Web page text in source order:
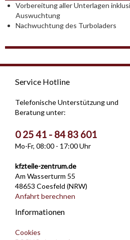
Vorbereitung aller Unterlagen
Auswuchtung
Nachwuchtung des Turboladers
Service Hotline
Telefonische Unterstützung und
Beratung unter:
0 25 41 - 84 83 601
Mo-Fr, 08:00 - 17:00 Uhr
kfzteile-zentrum.de
Am Wasserturm 55
48653 Coesfeld (NRW)
Anfahrt berechnen
Informationen
Cookies